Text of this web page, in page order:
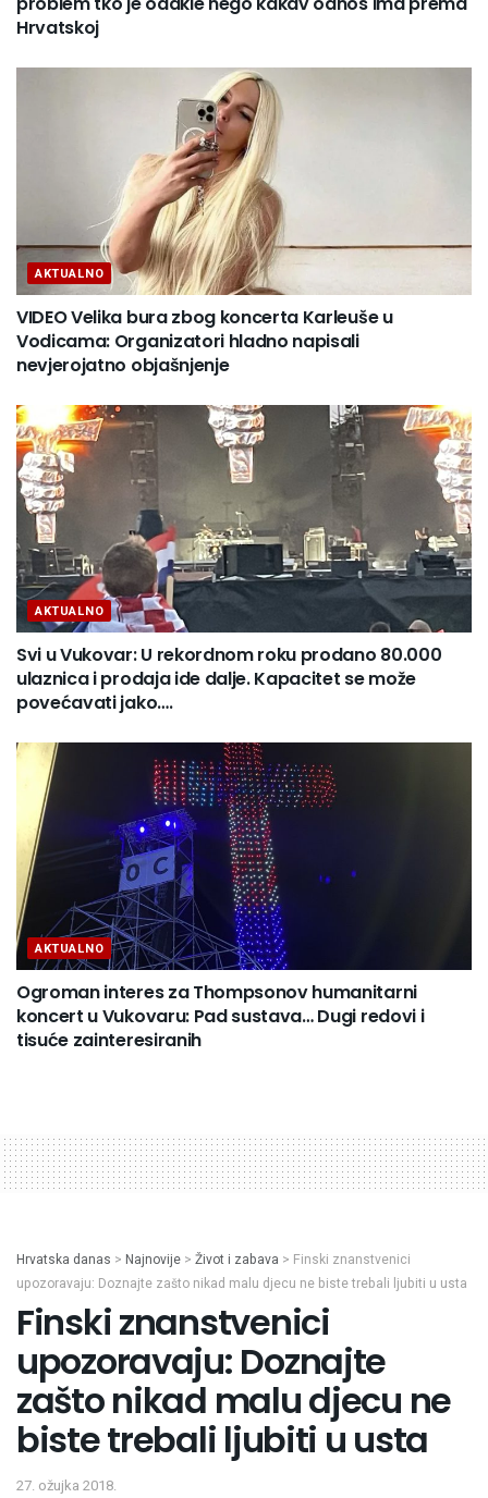
Hrvatskoj
AKTUALNO
VIDEO Velika bura zbog koncerta Karleuše u
Vodicama: Organizatori hladno napisali
nevjerojatno objašnjenje
AKTUALNO
Svi u Vukovar: U rekordnom roku prodano 80.000
ulaznica i prodaja ide dalje. Kapacitet se može
povećavati jako….
AKTUALNO
Ogroman interes za Thompsonov humanitarni
koncert u Vukovaru: Pad sustava… Dugi redovi i
tisuće zainteresiranih
Hrvatska danas > Najnovije > Život i zabava > Finski znanstvenici
upozoravaju: Doznajte zašto nikad malu djecu ne biste trebali ljubiti u usta
Finski znanstvenici
upozoravaju: Doznajte
zašto nikad malu djecu ne
biste trebali ljubiti u usta
27. ožujka 2018.